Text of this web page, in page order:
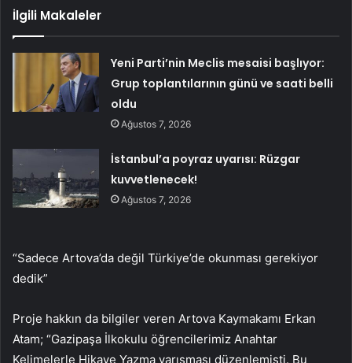
İlgili Makaleler
Yeni Parti’nin Meclis mesaisi başlıyor:
Grup toplantılarının günü ve saati belli
oldu
Ağustos 7, 2026
İstanbul’a poyraz uyarısı: Rüzgar
kuvvetlenecek!
Ağustos 7, 2026
“Sadece Artova’da değil Türkiye’de okunması gerekiyor
dedik”
Proje hakkın da bilgiler veren Artova Kaymakamı Erkan
Atam; “Gazipaşa İlkokulu öğrencilerimiz Anahtar
Kelimelerle Hikaye Yazma yarışması düzenlemişti. Bu